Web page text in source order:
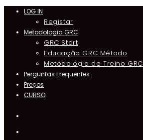
LOG IN
Registar
Metodologia GRC
GRC Start
Educação GRC Método
Metodologia de Treino GRC
Perguntas Frequentes
Preços
CURSO